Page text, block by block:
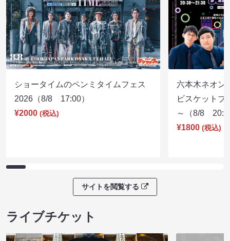
ショータイムのペンミタイムフェス
2026（8/8 17:00）
¥2000 (税込)
六本木ネオン
ビスケットブ
～（8/8
¥1800 (税込)
サイトを閲覧する
ライブチケット